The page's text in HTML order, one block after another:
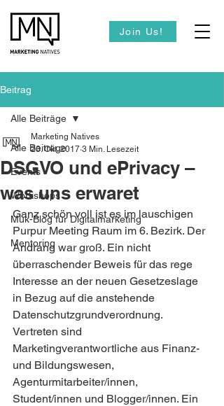
Join Us!
Beitrag
Alle Beiträge
Events
Workshops
Muk-Blog für Digitalmarketing
Mentoring
Alle Beiträge
DSGVO und ePrivacy –
was uns erwaret
Marketing Natives
23. Okt. 2017 3 Min. Lesezeit
Ganz schön voll ist es im lauschigen
Purpur Meeting Raum im 6. Bezirk. Der
Andrang war groß. Ein nicht
überraschender Beweis für das rege
Interesse an der neuen Gesetzeslage
in Bezug auf die anstehende
Datenschutzgrundverordnung.
Vertreten sind
Marketingverantwortliche aus Finanz-
und Bildungswesen,
Agenturmitarbeiter/innen,
Student/innen und Blogger/innen. Ein